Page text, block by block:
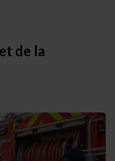
de la